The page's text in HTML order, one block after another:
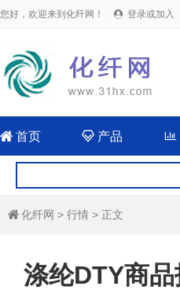
您好，欢迎来到化纤网！  登录或加入
 首页  产品 
 化纤网 > 行情 > 正文
涤纶DTY商